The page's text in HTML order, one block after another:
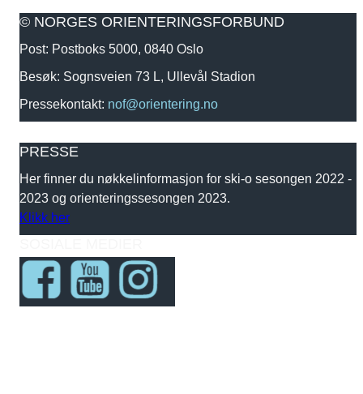
© NORGES ORIENTERINGSFORBUND
Post: Postboks 5000, 0840 Oslo
Besøk: Sognsveien 73 L, Ullevål Stadion
Pressekontakt: nof@orientering.no
PRESSE
Her finner du nøkkelinformasjon for ski-o sesongen 2022 -
2023 og orienteringssesongen 2023.
Klikk her